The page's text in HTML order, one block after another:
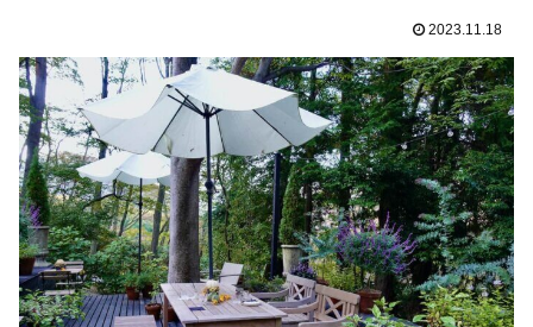
2023.11.18